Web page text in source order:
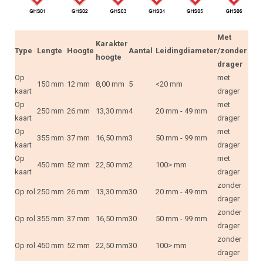
Type Lengte Hoogte
Karakter
hoogte
Aantal Leidingdiameter
Met
/zonder
drager
Op
kaart
150 mm 12 mm 8,00 mm 5 <20 mm
met
drager
Op
kaart
250 mm 26 mm 13,30 mm4 20 mm - 49 mm
met
drager
Op
kaart
355 mm 37 mm 16,50 mm3 50 mm - 99 mm
met
drager
Op
kaart
450 mm 52 mm 22,50 mm2 100> mm
met
drager
Op rol 250 mm 26 mm 13,30 mm30 20 mm - 49 mm
zonder
drager
Op rol 355 mm 37 mm 16,50 mm30 50 mm - 99 mm
zonder
drager
Op rol 450 mm 52 mm 22,50 mm30 100> mm
zonder
drager